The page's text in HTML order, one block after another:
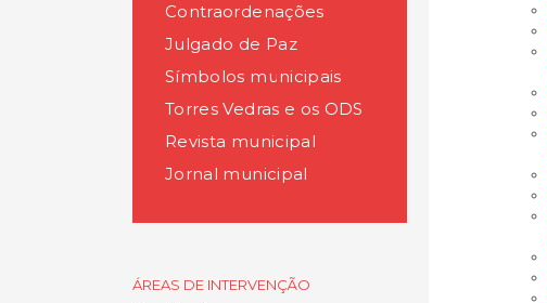
Contraordenações
Julgado de Paz
Símbolos municipais
Torres Vedras e os ODS
Revista municipal
Jornal municipal
ÁREAS DE INTERVENÇÃO